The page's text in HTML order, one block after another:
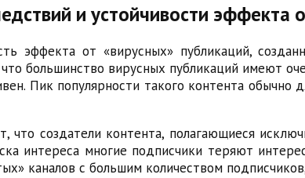
и устойчивости эффекта
эффекта от «вирусных» публикаций,
большинство вирусных публикаций имеют
Пик популярности такого контента
что создатели контента, полагающиеся
интереса многие подписчики теряют
каналов с большим количеством